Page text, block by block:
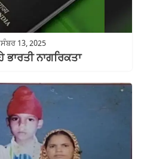
13, 2025
ਨਾਗਰਿਕਤਾ